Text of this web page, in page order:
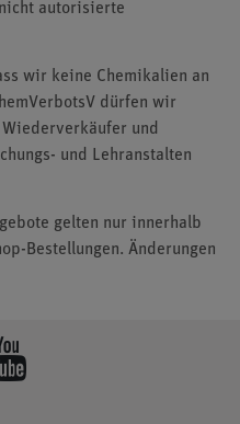
autorisierte
wir keine Chemikalien an
dürfen wir
und
und Lehranstalten
gelten nur innerhalb
Bestellungen. Änderungen